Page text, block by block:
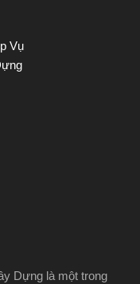
Vụ
Dựng là một trong